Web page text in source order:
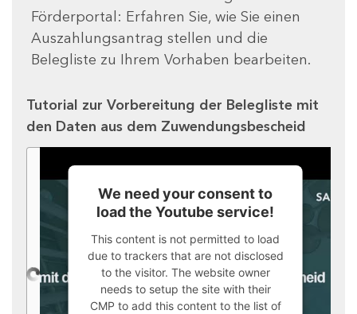
Förderportal: Erfahren Sie, wie Sie einen
Auszahlungsantrag stellen und die
Belegliste zu Ihrem Vorhaben bearbeiten.
Tutorial zur Vorbereitung der Belegliste mit
den Daten aus dem Zuwendungsbescheid
We need your consent to
load the Youtube service!
This content is not permitted to load
due to trackers that are not disclosed
to the visitor. The website owner
needs to setup the site with their
CMP to add this content to the list of